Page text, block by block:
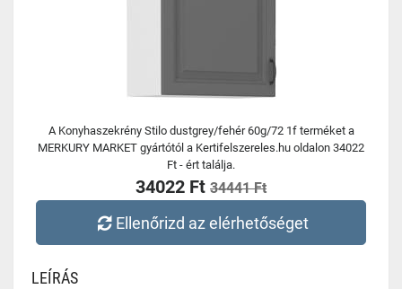
A Konyhaszekrény Stilo dustgrey/fehér 60g/72 1f terméket a
MERKURY MARKET gyártótól a Kertifelszereles.hu oldalon 34022
Ft - ért találja.
34022 Ft 34441 Ft
Ellenőrizd az elérhetőséget
LEÍRÁS